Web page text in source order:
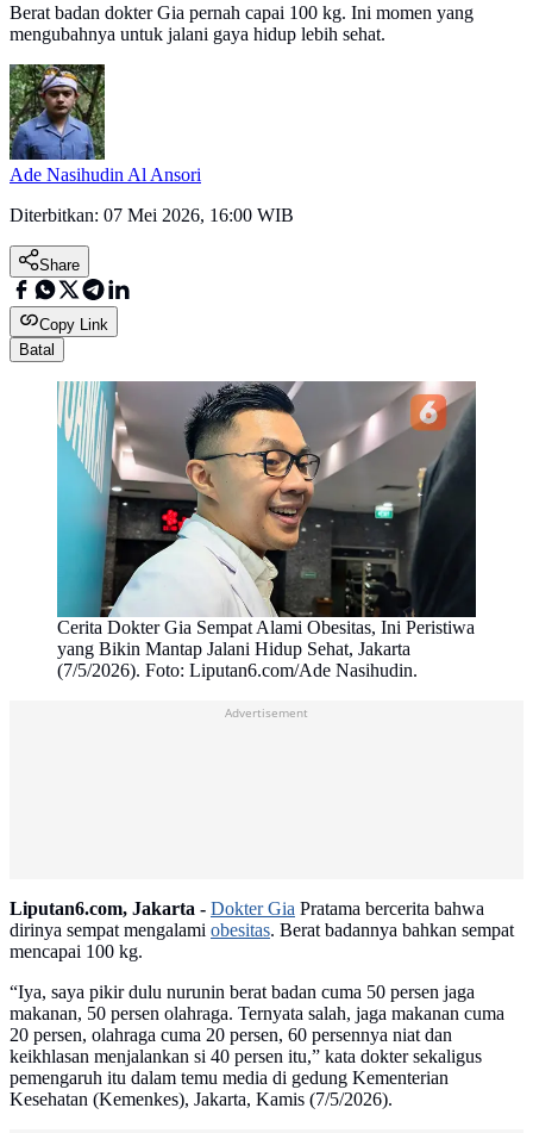
Berat badan dokter Gia pernah capai 100 kg. Ini momen yang
mengubahnya untuk jalani gaya hidup lebih sehat.
Ade Nasihudin Al Ansori
Diterbitkan: 07 Mei 2026, 16:00 WIB
Share
Copy Link
Batal
Cerita Dokter Gia Sempat Alami Obesitas, Ini Peristiwa
yang Bikin Mantap Jalani Hidup Sehat, Jakarta
(7/5/2026). Foto: Liputan6.com/Ade Nasihudin.
Advertisement
Liputan6.com, Jakarta - Dokter Gia Pratama bercerita bahwa
dirinya sempat mengalami obesitas. Berat badannya bahkan sempat
mencapai 100 kg.
“Iya, saya pikir dulu nurunin berat badan cuma 50 persen jaga
makanan, 50 persen olahraga. Ternyata salah, jaga makanan cuma
20 persen, olahraga cuma 20 persen, 60 persennya niat dan
keikhlasan menjalankan si 40 persen itu,” kata dokter sekaligus
pemengaruh itu dalam temu media di gedung Kementerian
Kesehatan (Kemenkes), Jakarta, Kamis (7/5/2026).